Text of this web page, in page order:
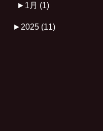
► 1月 (1)
► 2025 (11)